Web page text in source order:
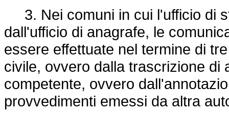
3. Nei comuni in cui l'ufficio di
dall'ufficio di anagrafe, le
essere effettuate nel termine di
civile, ovvero dalla trascrizione di
competente, ovvero
provvedimenti emessi da altra